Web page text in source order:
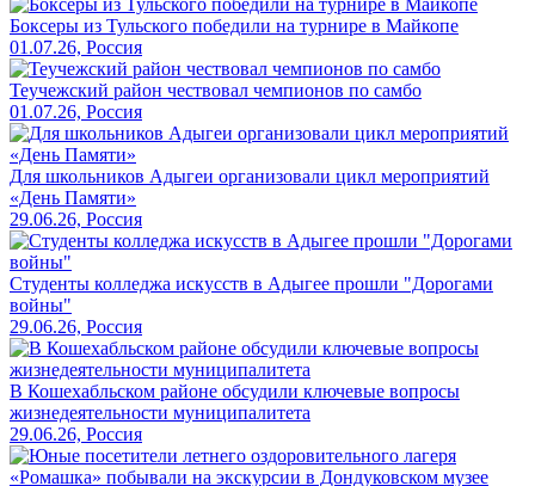
Боксеры из Тульского победили на турнире в Майкопе
01.07.26, Россия
Теучежский район чествовал чемпионов по самбо
01.07.26, Россия
Для школьников Адыгеи организовали цикл мероприятий
«День Памяти»
29.06.26, Россия
Студенты колледжа искусств в Адыгее прошли "Дорогами
войны"
29.06.26, Россия
В Кошехабльском районе обсудили ключевые вопросы
жизнедеятельности муниципалитета
29.06.26, Россия